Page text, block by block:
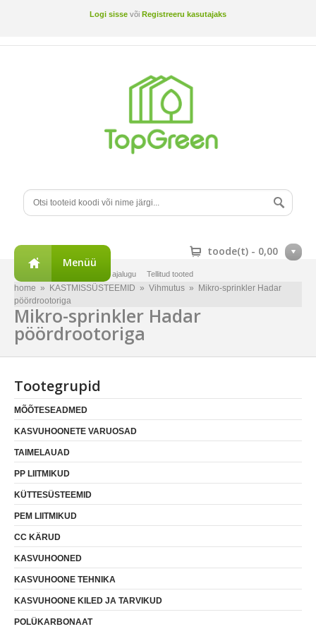
Logi sisse või Registreeru kasutajaks
toode(t) - 0,00
Tellimuste ajalugu Tellitud tooted
Menüü
home » KASTMISSÜSTEEMID » Vihmutus »
Mikro-sprinkler Hadar
pöördrootoriga
Mikro-sprinkler Hadar
pöördrootoriga
Tootegrupid
MÕÕTESEADMED
KASVUHOONETE VARUOSAD
TAIMELAUAD
PP LIITMIKUD
KÜTTESÜSTEEMID
PEM LIITMIKUD
CC KÄRUD
KASVUHOONED
KASVUHOONE TEHNIKA
KASVUHOONE KILED JA TARVIKUD
POLÜKARBONAAT